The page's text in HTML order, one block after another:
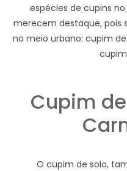
espécies de cupins no
merecem destaque, pois
no meio urbano: cupim
Cupim
O cupim de solo,